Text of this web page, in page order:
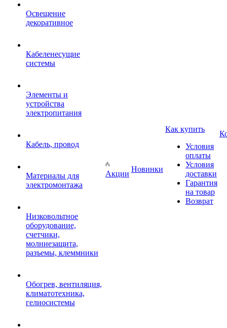
Освещение
декоративное
Кабеленесущие
системы
Элементы и
устройства
электропитания
Кабель, провод
Материалы для
электромонтажа
Низковольтное
оборудование,
счетчики,
молниезащита,
разъемы, клеммники
Обогрев, вентиляция,
климатотехника,
гелиосистемы
Акции
Новинки
Как купить
Условия
оплаты
Условия
доставки
Гарантия
на товар
Возврат